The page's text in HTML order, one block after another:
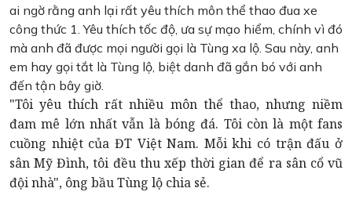
ai ngờ rằng anh lại rất yêu thích môn thể thao đua xe
công thức 1. Yêu thích tốc độ, ưa sự mạo hiểm, chính vì đó
mà anh đã được mọi người gọi là Tùng xa lộ. Sau này, anh
em hay gọi tắt là Tùng lộ, biệt danh đã gắn bó với anh
đến tận bây giờ.
"Tôi yêu thích rất nhiều môn thể thao, nhưng niềm
đam mê lớn nhất vẫn là bóng đá. Tôi còn là một fans
cuồng nhiệt của ĐT Việt Nam. Mỗi khi có trận đấu ở
sân Mỹ Đình, tôi đều thu xếp thời gian để ra sân cổ vũ
đội nhà", ông bầu Tùng lộ chia sẻ.